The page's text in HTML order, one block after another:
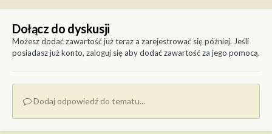
Dołącz do dyskusji
Możesz dodać zawartość już teraz a zarejestrować się później. Jeśli
posiadasz już konto, zaloguj sięaby dodać zawartość za jego pomocą.
Dodaj odpowiedź do tematu...